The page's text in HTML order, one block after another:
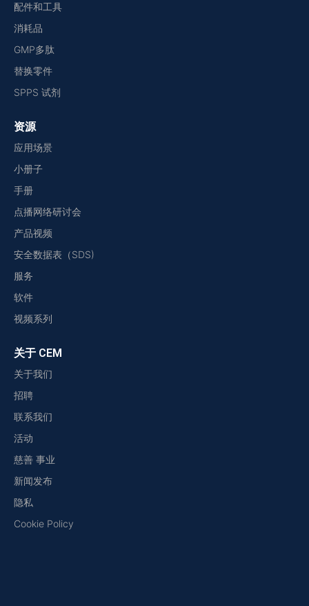
配件和工具
消耗品
GMP多肽
替换零件
SPPS 试剂
资源
应用场景
小册子
手册
点播网络研讨会
产品视频
安全数据表（SDS)
服务
软件
视频系列
关于 CEM
关于我们
招聘
联系我们
活动
慈善 事业
新闻发布
隐私
Cookie Policy